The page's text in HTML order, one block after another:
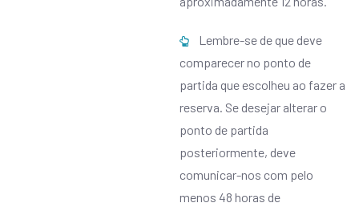
Lembre-se de que deve
comparecer no ponto de
partida que escolheu ao fazer a
reserva. Se desejar alterar o
ponto de partida
posteriormente, deve
comunicar-nos com pelo
menos 48 horas de